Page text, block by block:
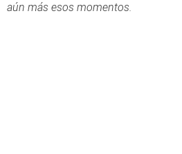
aún más esos momentos.